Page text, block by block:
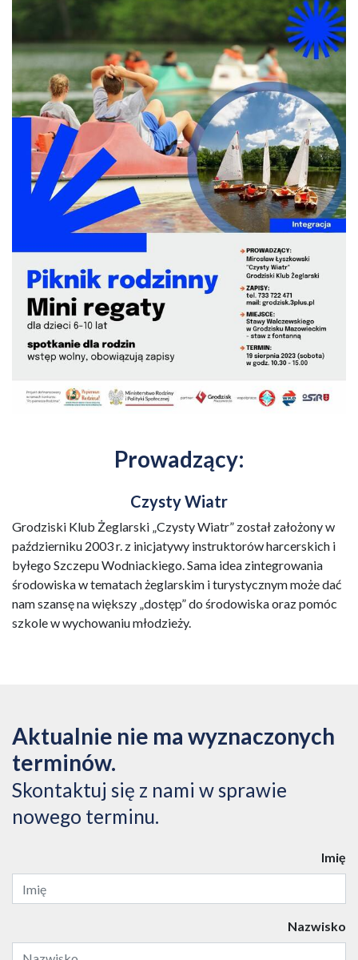
Prowadzący:
Czysty Wiatr
Grodziski Klub Żeglarski „Czysty Wiatr” został założony w
październiku 2003 r. z inicjatywy instruktorów harcerskich i
byłego Szczepu Wodniackiego. Sama idea zintegrowania
środowiska w tematach żeglarskim i turystycznym może dać
nam szansę na większy „dostęp” do środowiska oraz pomóc
szkole w wychowaniu młodzieży.
Aktualnie nie ma wyznaczonych
terminów.
Skontaktuj się z nami w sprawie
nowego terminu.
Imię
Nazwisko